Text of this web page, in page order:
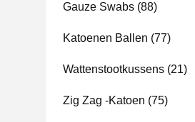
Gauze Swabs (88)
Katoenen Ballen (77)
Wattenstootkussens (21)
Zig Zag -Katoen (75)